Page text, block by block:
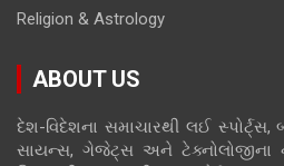
Religion & Astrology
ABOUT US
દેશ-વિદેશના સમાચારથી લઈ
સાયન્સ, ગેજેટ્સ અને